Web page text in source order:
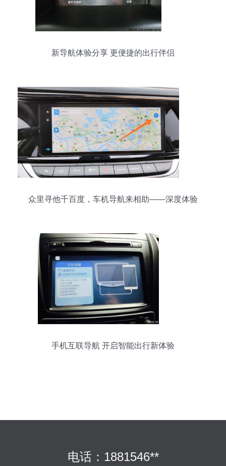
新导航体验分享 更便捷的出行伴侣
众里寻他千百度，车机导航来相助——深度体验
手机互联导航 开启智能出行新体验
电话：1881546**